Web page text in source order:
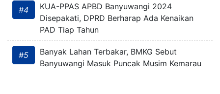
#4
KUA-PPAS APBD Banyuwangi 2024
Disepakati, DPRD Berharap Ada Kenaikan
PAD Tiap Tahun
#5
Banyak Lahan Terbakar, BMKG Sebut
Banyuwangi Masuk Puncak Musim Kemarau